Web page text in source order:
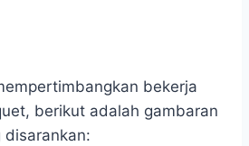
bekerja
berikut adalah gambaran
disarankan: